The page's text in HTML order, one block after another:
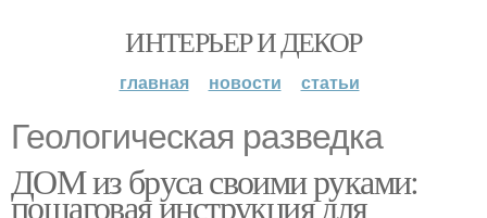
ИНТЕРЬЕР И ДЕКОР
главная новости статьи
Геологическая разведка
ДОМ из бруса своими руками:
пошаговая инструкция для